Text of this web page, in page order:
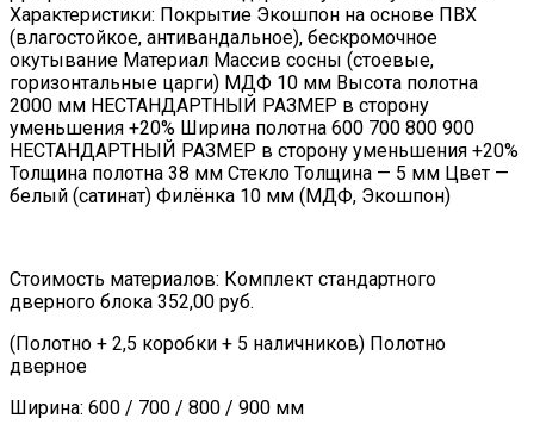
Характеристики: Покрытие Экошпон на основе ПВХ
(влагостойкое, антивандальное), бескромочное
окутывание Материал Массив сосны (стоевые,
горизонтальные царги) МДФ 10 мм Высота полотна
2000 мм НЕСТАНДАРТНЫЙ РАЗМЕР в сторону
уменьшения +20% Ширина полотна 600 700 800 900
НЕСТАНДАРТНЫЙ РАЗМЕР в сторону уменьшения +20%
Толщина полотна 38 мм Стекло Толщина — 5 мм Цвет —
белый (сатинат) Филёнка 10 мм (МДФ, Экошпон)
Стоимость материалов: Комплект стандартного
дверного блока 352,00 руб.
(Полотно + 2,5 коробки + 5 наличников) Полотно
дверное
Ширина: 600 / 700 / 800 / 900 мм